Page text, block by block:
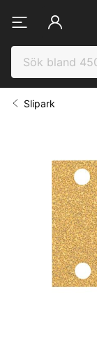
Slipark